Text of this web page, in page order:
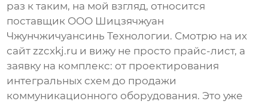
раз к таким, на мой взгляд, относится
поставщик ООО Шицзячжуан
Чжунчжичуансинь Технологии. Смотрю на их
сайтzzcxkj.ru и вижу не просто прайс-лист, а
заявку на комплекс: от проектирования
интегральных схем до продажи
коммуникационного оборудования. Это уже